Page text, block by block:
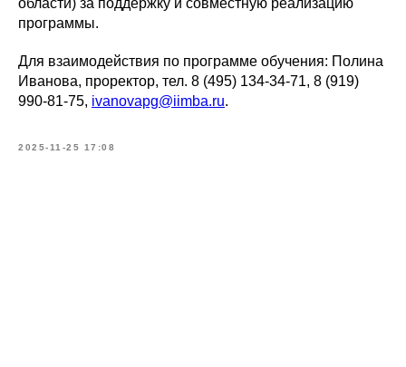
области) за поддержку и совместную реализацию
программы.
Для взаимодействия по программе обучения: Полина
Иванова, проректор, тел. 8 (495) 134-34-71, 8 (919)
990-81-75, ivanovapg@iimba.ru.
2025-11-25 17:08